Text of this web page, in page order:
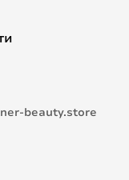
beauty.store